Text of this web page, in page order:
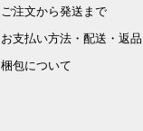
ご注文から発送まで
お支払い方法・配送・返品
梱包について